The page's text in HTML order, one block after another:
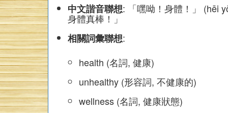
中文諧音聯想: 「嘿呦！身體！」 (hēi
身體真棒！」
相關詞彙聯想:
health (名詞, 健康)
unhealthy (形容詞, 不健康的)
wellness (名詞, 健康狀態)